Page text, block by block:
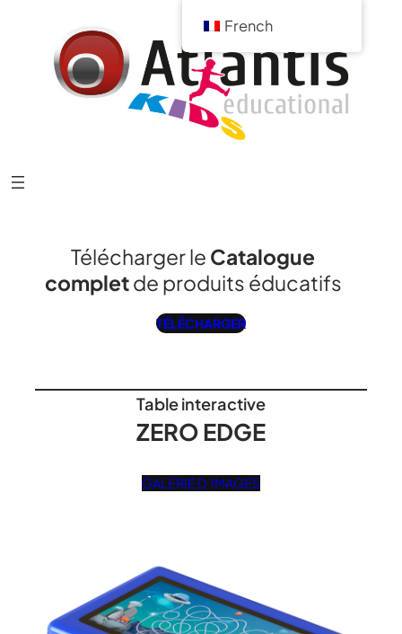
Télécharger le Catalogue
completde produits éducatifs
TÉLÉCHARGER
Table interactive
ZERO EDGE
GALERIE D'IMAGES
French